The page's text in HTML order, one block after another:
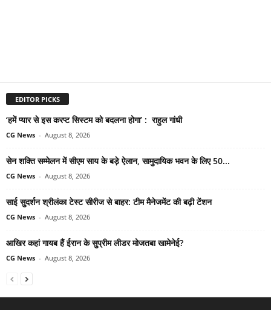
EDITOR PICKS
‘हमें प्यार से इस करप्ट सिस्टम को बदलना होगा’ : राहुल गांधी
CG News - August 8, 2026
सेन शक्ति सम्मेलन में सीएम साय के बड़े ऐलान, सामुदायिक भवन के लिए 50...
CG News - August 8, 2026
साई सुदर्शन श्रीलंका टेस्ट सीरीज से बाहर: टीम मैनेजमेंट की बढ़ी टेंशन
CG News - August 8, 2026
आखिर कहां गायब हैं ईरान के सुप्रीम लीडर मोजतबा खामेनेई?
CG News - August 8, 2026